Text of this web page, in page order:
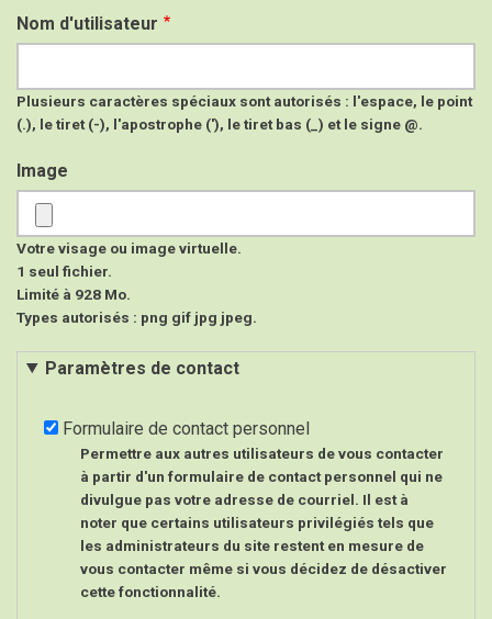
Nom d'utilisateur
Plusieurs caractères spéciaux sont autorisés : l'espace, le point
(.), le tiret (-), l'apostrophe ('), le tiret bas (_) et le signe @.
Image
Votre visage ou image virtuelle.
1 seul fichier.
Limité à 928 Mo.
Types autorisés : png gif jpg jpeg.
Paramètres de contact
Formulaire de contact personnel
Permettre aux autres utilisateurs de vous contacter
à partir d'un formulaire de contact personnel qui ne
divulgue pas votre adresse de courriel. Il est à
noter que certains utilisateurs privilégiés tels que
les administrateurs du site restent en mesure de
vous contacter même si vous décidez de désactiver
cette fonctionnalité.